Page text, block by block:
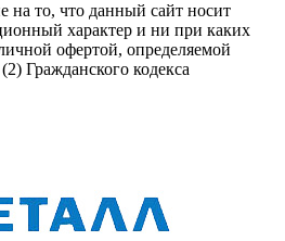
то, что данный сайт носит
характер и ни при каких
офертой, определяемой
Гражданского кодекса